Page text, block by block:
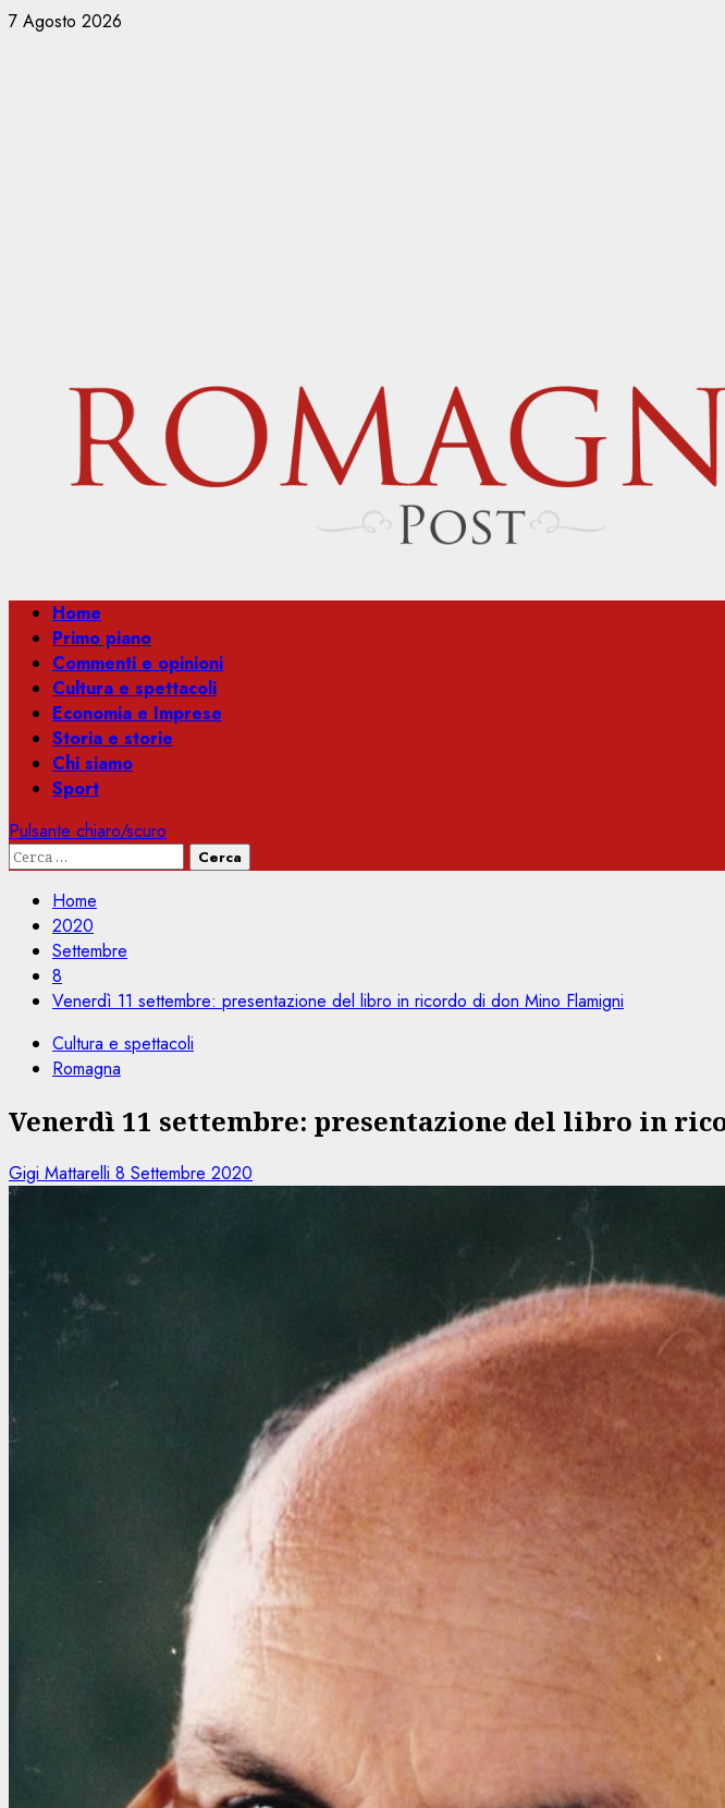
Vai
7 Agosto 2026
Menu
principale
Home
Primo piano
Commenti e opinioni
Cultura e spettacoli
Economia e Imprese
Storia e storie
Chi siamo
Sport
Pulsante chiaro/scuro
Ricerca
Home
2020
Settembre
8
Venerdì 11 settembre: presentazione del libro in ricordo di don Mino Flamigni
Cultura e spettacoli
Romagna
Venerdì 11 settembre: presentazione del libro in
Gigi Mattarelli 8 Settembre 2020